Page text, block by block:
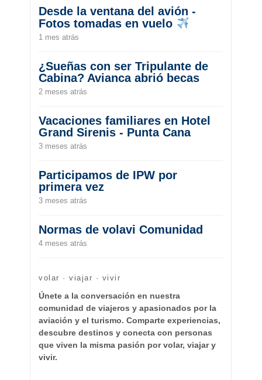
Desde la ventana del avión -
Fotos tomadas en vuelo
1 mes atrás
¿Sueñas con ser Tripulante de
Cabina? Avianca abrió becas
2 meses atrás
Vacaciones familiares en Hotel
Grand Sirenis - Punta Cana
3 meses atrás
Participamos de IPW por
primera vez
3 meses atrás
Normas de volavi Comunidad
4 meses atrás
volar · viajar · vivir
Únete a la conversación en nuestra
comunidad de viajeros y apasionados por la
aviación y el turismo. Comparte experiencias,
descubre destinos y conecta con personas
que viven la misma pasión por volar, viajar y
vivir.